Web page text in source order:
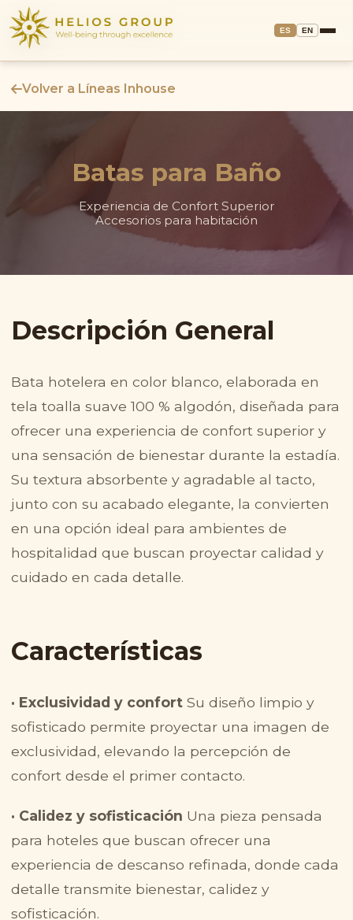
ES EN
Volver a Líneas Inhouse
Batas para Baño
Experiencia de Confort Superior
Accesorios para habitación
Descripción General
Bata hotelera en color blanco, elaborada en
tela toalla suave 100 % algodón, diseñada para
ofrecer una experiencia de confort superior y
una sensación de bienestar durante la estadía.
Su textura absorbente y agradable al tacto,
junto con su acabado elegante, la convierten
en una opción ideal para ambientes de
hospitalidad que buscan proyectar calidad y
cuidado en cada detalle.
Características
· Exclusividad y confort Su diseño limpio y
sofisticado permite proyectar una imagen de
exclusividad, elevando la percepción de
confort desde el primer contacto.
· Calidez y sofisticación Una pieza pensada
para hoteles que buscan ofrecer una
experiencia de descanso refinada, donde cada
detalle transmite bienestar, calidez y
sofisticación.